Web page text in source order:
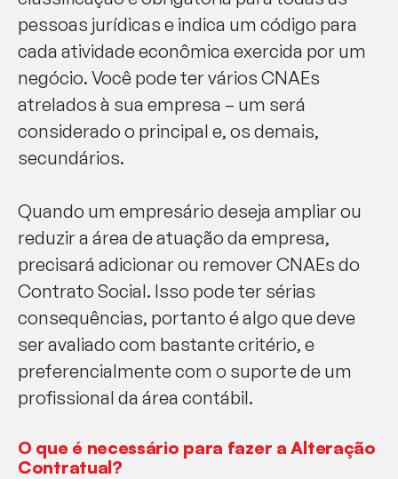
pessoas jurídicas e indica um código para
cada atividade econômica exercida por um
negócio. Você pode ter vários CNAEs
atrelados à sua empresa – um será
considerado o principal e, os demais,
secundários.
Quando um empresário deseja ampliar ou
reduzir a área de atuação da empresa,
precisará adicionar ou remover CNAEs do
Contrato Social. Isso pode ter sérias
consequências, portanto é algo que deve
ser avaliado com bastante critério, e
preferencialmente com o suporte de um
profissional da área contábil.
O que é necessário para fazer a Alteração
Contratual?